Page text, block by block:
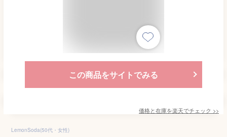
この商品をサイトでみる
価格と在庫を楽天でチェック >>
LemonSoda(50代・女性)